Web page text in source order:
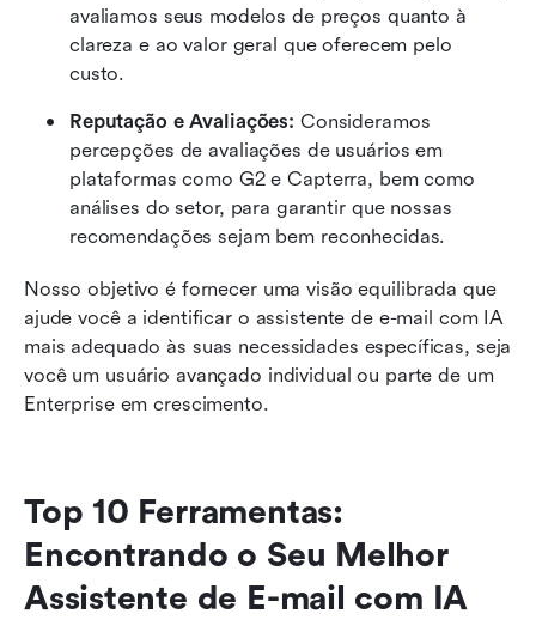
avaliamos seus modelos de preços quanto à
clareza e ao valor geral que oferecem pelo
custo.
Reputação e Avaliações: Consideramos
percepções de avaliações de usuários em
plataformas como G2 e Capterra, bem como
análises do setor, para garantir que nossas
recomendações sejam bem reconhecidas.
Nosso objetivo é fornecer uma visão equilibrada que
ajude você a identificar o assistente de e-mail com IA
mais adequado às suas necessidades específicas, seja
você um usuário avançado individual ou parte de um
Enterprise em crescimento.
Top 10 Ferramentas:
Encontrando o Seu Melhor
Assistente de E-mail com IA